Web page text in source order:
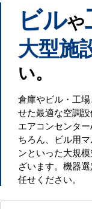
ビルや
大型施
い。
倉庫やビル・工
せた最適な空調設
エアコンセンタ
ちろん、ビル用
ンといった大規
ざいます。機器
任せください。